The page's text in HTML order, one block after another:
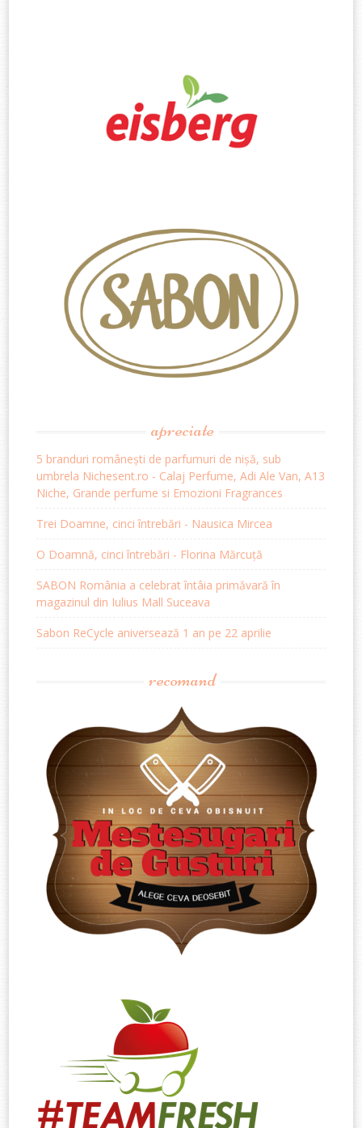
apreciate
5 branduri românești de parfumuri de nișă, sub
umbrela Nichesent.ro - Calaj Perfume, Adi Ale Van, A13
Niche, Grande perfume si Emozioni Fragrances
Trei Doamne, cinci întrebări - Nausica Mircea
O Doamnă, cinci întrebări - Florina Mărcuță
SABON România a celebrat întâia primăvară în
magazinul din Iulius Mall Suceava
Sabon ReCycle aniversează 1 an pe 22 aprilie
recomand